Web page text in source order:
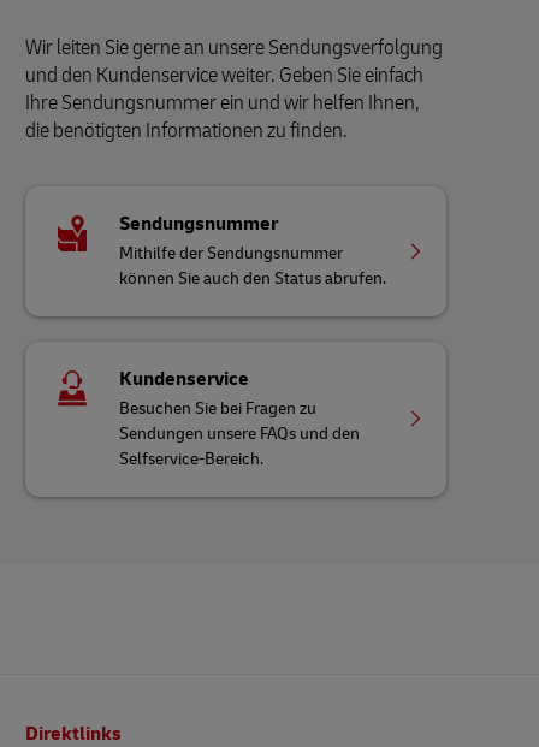
Wir leiten Sie gerne an unsere Sendungsverfolgung
und den Kundenservice weiter. Geben Sie einfach
Ihre Sendungsnummer ein und wir helfen Ihnen,
die benötigten Informationen zu finden.
Sendungsnummer
Mithilfe der Sendungsnummer
können Sie auch den Status abrufen.
Kundenservice
Besuchen Sie bei Fragen zu
Sendungen unsere FAQs und den
Selfservice-Bereich.
Direktlinks